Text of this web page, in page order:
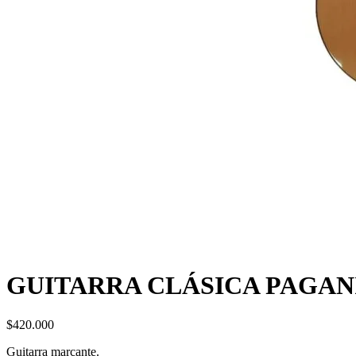
GUITARRA CLÁSICA
$420.000
Guitarra marcante.